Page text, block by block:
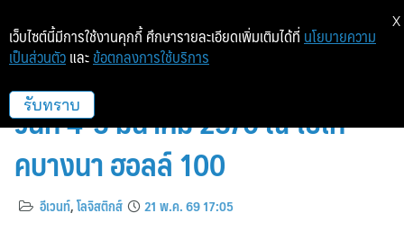
ไทย คาร์โก้ เอ็กซ์โป 2027 (TCE)
วันที่ 4-5 มีนาคม 2570 ณ ไบเท
คบางนา ฮอลล์ 100
อีเวนท์,โลจิสติกส์ 21 พ.ค. 69 17:05
เว็บไซต์นี้มีการใช้งานคุกกี้ ศึกษารายละเอียดเพิ่มเติมได้ที่ นโยบายความ
เป็นส่วนตัว และ ข้อตกลงการใช้บริการ
รับทราบ
X